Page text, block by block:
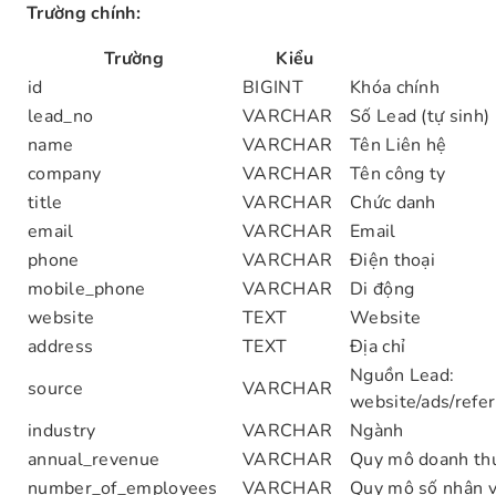
Trường chính:
Trường
Kiểu
id
BIGINT
Khóa chính
lead_no
VARCHAR
Số Lead (tự sinh)
name
VARCHAR
Tên Liên hệ
company
VARCHAR
Tên công ty
title
VARCHAR
Chức danh
email
VARCHAR
Email
phone
VARCHAR
Điện thoại
mobile_phone
VARCHAR
Di động
website
TEXT
Website
address
TEXT
Địa chỉ
source
VARCHAR
Nguồn Lead:
website/ads/
industry
VARCHAR
Ngành
annual_revenue
VARCHAR
Quy mô doanh
number_of_employees
VARCHAR Quy mô số nhân